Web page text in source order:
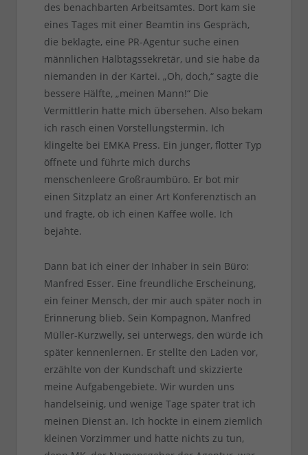
des benachbarten Arbeitsamtes. Dort kam sie
eines Tages mit einer Beamtin ins Gespräch,
die beklagte, eine PR-Agentur suche einen
männlichen Halbtagssekretär, und sie habe da
niemanden in der Kartei. „Oh, doch,“ sagte die
bessere Hälfte, „meinen Mann!“ Die
Vermittlerin hatte mich übersehen. Also bekam
ich rasch einen Vorstellungstermin. Ich
klingelte bei EMKA Press. Ein junger, flotter Typ
öffnete und führte mich durchs
menschenleere Großraumbüro. Er bot mir
einen Sitzplatz an einer Art Konferenztisch an
und fragte, ob ich einen Kaffee wolle. Ich
bejahte.
Dann bat ich einer der Inhaber in sein Büro:
Manfred Esser. Eine freundliche Erscheinung,
ein feiner Mensch, der mir auch später noch in
Erinnerung blieb. Sein Kompagnon, Manfred
Müller-Kurzwelly, sei unterwegs, den würde ich
später kennenlernen. Er stellte den Laden vor,
erzählte von der Kundschaft und skizzierte
meine Aufgabengebiete. Wir wurden uns
handelseinig, und wenige Tage später trat ich
meinen Dienst an. Ich hockte in einem ziemlich
kleinen Vorzimmer und hatte nichts zu tun,